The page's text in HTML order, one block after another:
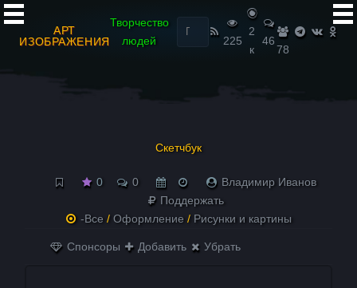
АРТ
ИЗОБРАЖЕНИЯ
Творчество
людей
Найти:
225
2
к
46
78
Скетчбук
0 0
Владимир Иванов
Поддержать
-Все / Оформление / Рисунки и картины
Спонсоры Добавить Убрать